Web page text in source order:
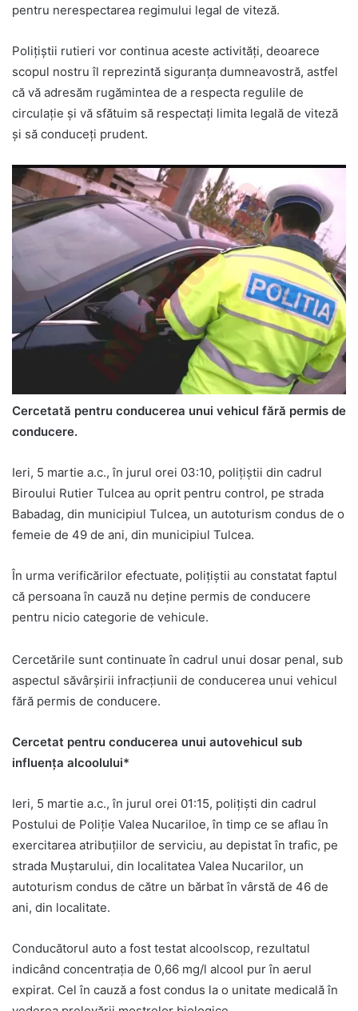
pentru nerespectarea regimului legal de viteză.
Polițiștii rutieri vor continua aceste activități, deoarece
scopul nostru îl reprezintă siguranța dumneavostră, astfel
că vă adresăm rugămintea de a respecta regulile de
circulație și vă sfătuim să respectați limita legală de viteză
și să conduceți prudent.
Cercetată pentru conducerea unui vehicul fără permis de
conducere.
Ieri, 5 martie a.c., în jurul orei 03:10, polițiștii din cadrul
Biroului Rutier Tulcea au oprit pentru control, pe strada
Babadag, din municipiul Tulcea, un autoturism condus de o
femeie de 49 de ani, din municipiul Tulcea.
În urma verificărilor efectuate, polițiștii au constatat faptul
că persoana în cauză nu deține permis de conducere
pentru nicio categorie de vehicule.
Cercetările sunt continuate în cadrul unui dosar penal, sub
aspectul săvârșirii infracțiunii de conducerea unui vehicul
fără permis de conducere.
Cercetat pentru conducerea unui autovehicul sub
influența alcoolului*
Ieri, 5 martie a.c., în jurul orei 01:15, polițiști din cadrul
Postului de Poliție Valea Nucariloe, în timp ce se aflau în
exercitarea atribuțiilor de serviciu, au depistat în trafic, pe
strada Muștarului, din localitatea Valea Nucarilor, un
autoturism condus de către un bărbat în vârstă de 46 de
ani, din localitate.
Conducătorul auto a fost testat alcoolscop, rezultatul
indicând concentrația de 0,66 mg/l alcool pur în aerul
expirat. Cel în cauză a fost condus la o unitate medicală în